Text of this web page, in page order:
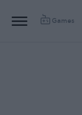
Games